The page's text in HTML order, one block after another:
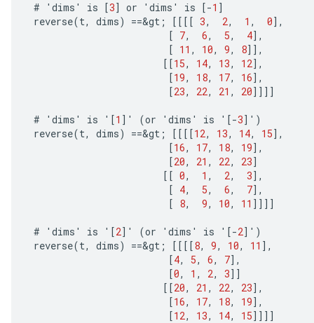
# ' dims ' is [3] or ' dims ' is [-1 ]
reverse(t, dims) ==&gt ; [[[[ 3, 2, 1 , 0] ,
[ 7, 6, 5, 4] ,
[ 11 , 10, 9, 8]] ,
[[15, 14, 13, 12] ,
[19, 18, 17, 16] ,
[23, 22, 21 , 20]]]]
# ' dims ' is ' [1 ] ' (or ' dims ' is ' [-3] ' )
reverse(t, dims) ==&gt ; [[[[12, 13, 14, 15] ,
[16, 17, 18, 19] ,
[20, 21 , 22, 23]
[[ 0, 1 , 2, 3] ,
[ 4, 5, 6, 7] ,
[ 8, 9, 10, 11 ]]]]
# ' dims ' is ' [2] ' (or ' dims ' is ' [-2] ' )
reverse(t, dims) ==&gt ; [[[[8, 9, 10, 11 ] ,
[4, 5, 6, 7] ,
[0, 1 , 2, 3]]
[[20, 21 , 22, 23] ,
[16, 17, 18, 19] ,
[12, 13, 14, 15]]]]